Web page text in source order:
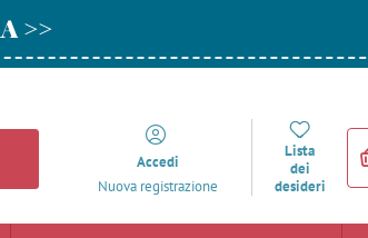
>>
Accedi
Nuova registrazione
Lista
dei
desideri